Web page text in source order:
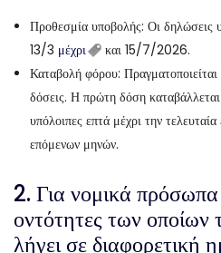
Προθεσμία υποβολής: Οι δηλώσεις
13/3 μέχρι
και 15/7/2026.
Καταβολή φόρου:
δόσεις. Η πρώτη δόση
υπόλοιπες επτά μέχρι την
επόμενων μηνών.
2. Για νομικά πρόσωπα
οντότητες των οποίων
λήγει σε διαφορετική